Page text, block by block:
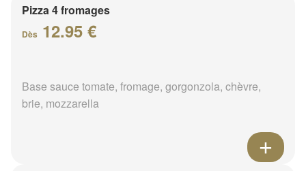
Pizza 4 fromages
Dès 12.95 €
Base sauce tomate, fromage, gorgonzola, chèvre,
brie, mozzarella